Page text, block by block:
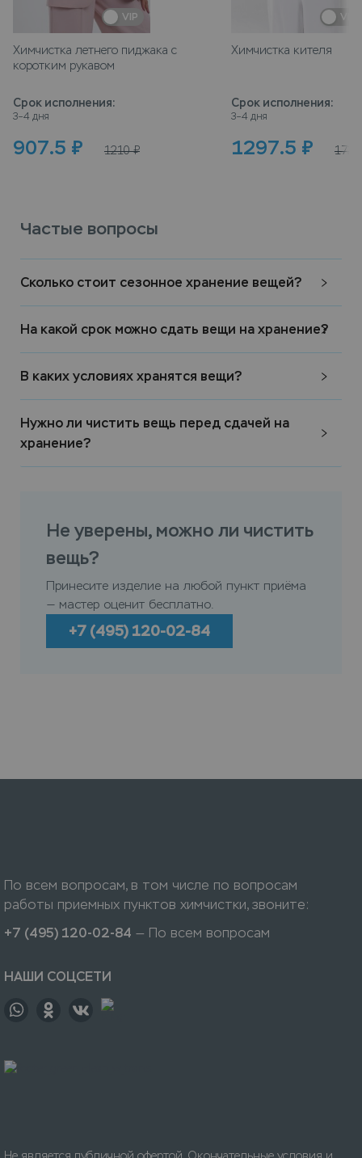
VIP
Химчистка летнего пиджака с
коротким рукавом
Срок исполнения:
3–4 дня
907.5 ₽ 1210 ₽
VIP
Химчистка кителя
Срок исполнения:
3–4 дня
1297.5 ₽ 1730
Частые вопросы
Сколько стоит сезонное хранение вещей?
На какой срок можно сдать вещи на хранение?
В каких условиях хранятся вещи?
Нужно ли чистить вещь перед сдачей на
хранение?
Не уверены, можно ли чистить
вещь?
Принесите изделие на любой пункт приёма
— мастер оценит бесплатно.
+7 (495) 120-02-84
По всем вопросам, в том числе по вопросам
работы приемных пунктов химчистки, звоните:
+7 (495) 120-02-84 — По всем вопросам
НАШИ СОЦСЕТИ